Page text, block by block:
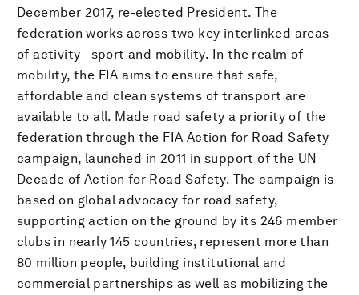
December 2017, re-elected President. The
federation works across two key interlinked areas
of activity - sport and mobility. In the realm of
mobility, the FIA aims to ensure that safe,
affordable and clean systems of transport are
available to all. Made road safety a priority of the
federation through the FIA Action for Road Safety
campaign, launched in 2011 in support of the UN
Decade of Action for Road Safety. The campaign is
based on global advocacy for road safety,
supporting action on the ground by its 246 member
clubs in nearly 145 countries, represent more than
80 million people, building institutional and
commercial partnerships as well as mobilizing the